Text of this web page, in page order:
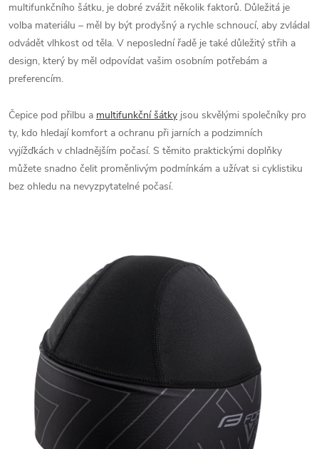
multifunkčního šátku, je dobré zvážit několik faktorů. Důležitá je
volba materiálu – měl by být prodyšný a rychle schnoucí, aby zvládal
odvádět vlhkost od těla. V neposlední řadě je také důležitý střih a
design, který by měl odpovídat vašim osobním potřebám a
preferencím.
Čepice pod přilbu a multifunkční šátky jsou skvělými společníky pro
ty, kdo hledají komfort a ochranu při jarních a podzimních
vyjížďkách v chladnějším počasí. S těmito praktickými doplňky
můžete snadno čelit proměnlivým podmínkám a užívat si cyklistiku
bez ohledu na nevyzpytatelné počasí.